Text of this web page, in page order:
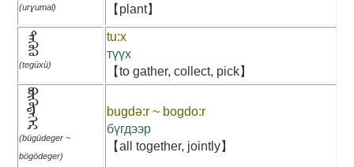
(urɣumal)
【plant】
ᠲᠡᠭᠦᠬᠦ
(tegüxü)
tu:x
түүх
【to gather, collect, pick】
ᠪᠦᠭᠦᠳᠡᠭᠡᠷ
(bügüdeger ~
bögödeger)
bugdə:r ~ bogdo:r
бүгдээр
【all together, jointly】